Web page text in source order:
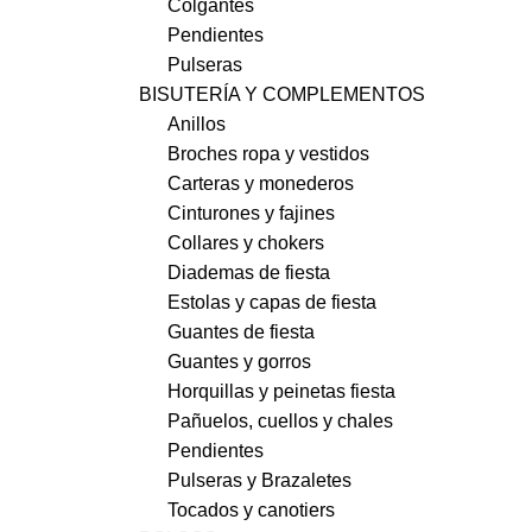
Colgantes
Pendientes
Pulseras
BISUTERÍA Y COMPLEMENTOS
Anillos
Broches ropa y vestidos
Carteras y monederos
Cinturones y fajines
Collares y chokers
Diademas de fiesta
Estolas y capas de fiesta
Guantes de fiesta
Guantes y gorros
Horquillas y peinetas fiesta
Pañuelos, cuellos y chales
Pendientes
Pulseras y Brazaletes
Tocados y canotiers